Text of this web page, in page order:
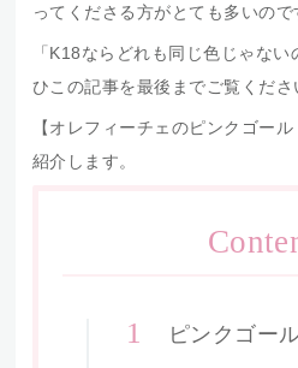
ってくださる方がとても多いので
「K18ならどれも同じ色じゃな
ひこの記事を最後までご覧くださ
【オレフィーチェのピンクゴー
紹介します。
ピンクゴー